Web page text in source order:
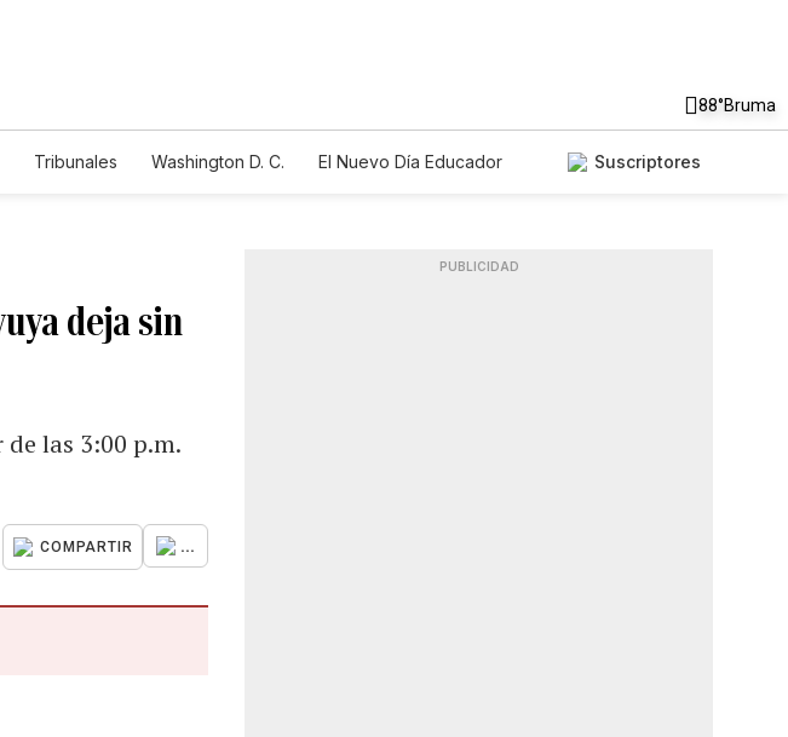
88°Bruma
Tribunales Washington D. C.
El Nuevo Día Educador
Suscriptores
deja sin
las 3:00 p.m.
COMPARTIR ...
PUBLICIDAD